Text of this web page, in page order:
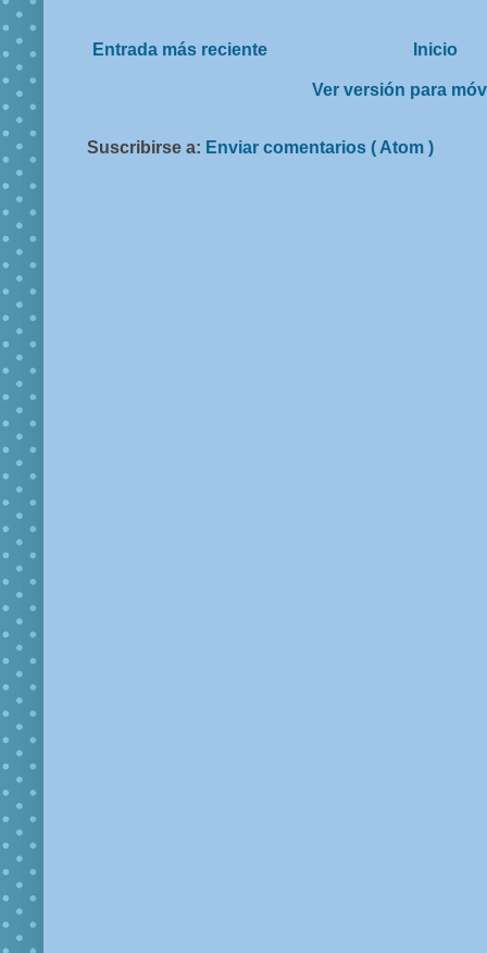
Entrada más reciente Inicio
Ver versión para
Suscribirse a: Enviar comentarios ( Atom )